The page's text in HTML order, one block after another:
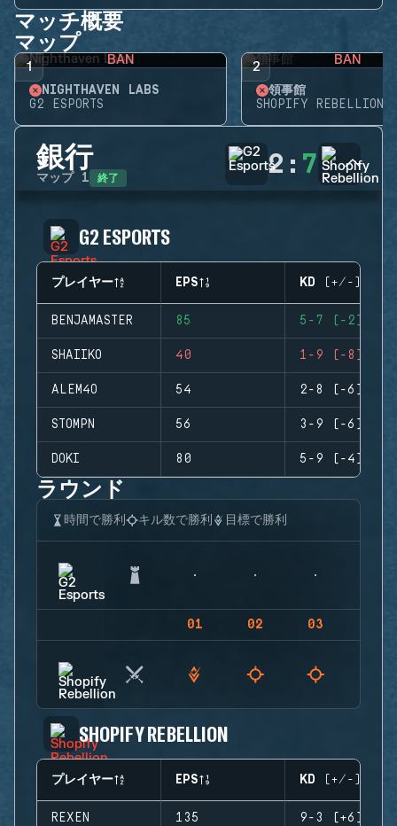
マッチ概要
マップ
1 BAN
NIGHTHAVEN LABS
G2 ESPORTS
2 BAN
領事館
SHOPIFY REBELLION
銀行
マップ 1 終了 2 : 7
G2 ESPORTS
プレイヤー EPS KD (+/-)
BENJAMASTER 85 5-7 (-2)
SHAIIKO 40 1-9 (-8)
ALEM4O 54 2-8 (-6)
STOMPN 56 3-9 (-6)
DOKI 80 5-9 (-4)
ラウンド
時間で勝利 キル数で勝利 目標で勝利
01 02 03
SHOPIFY REBELLION
プレイヤー EPS KD (+/-)
REXEN 135 9-3 (+6)